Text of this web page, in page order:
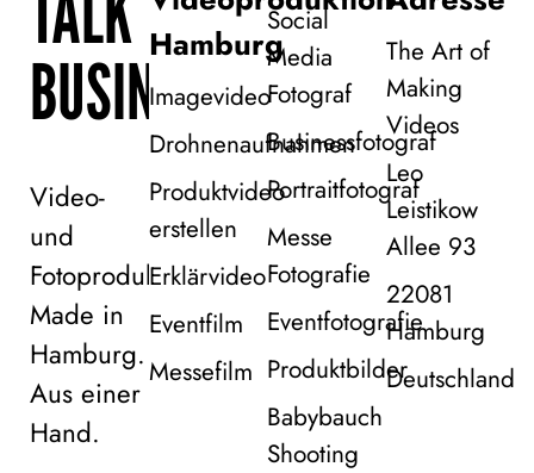
BUSINESS!
Video-
und
Fotoproduktion
Made in
Hamburg.
Aus einer
Hand.
Hamburg
Imagevideo
Drohnenaufnahmen
Produktvideo
erstellen
Erklärvideo
Eventfilm
Messefilm
Social
Media
Fotograf
Businessfotograf
Portraitfotograf
Messe
Fotografie
Eventfotografie
Produktbilder
Babybauch
Shooting
The Art of
Making
Videos
Leo
Leistikow
Allee 93
22081
Hamburg
Deutschland